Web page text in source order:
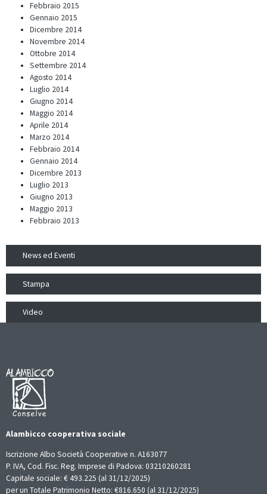
Febbraio 2015
Gennaio 2015
Dicembre 2014
Novembre 2014
Ottobre 2014
Settembre 2014
Agosto 2014
Luglio 2014
Giugno 2014
Maggio 2014
Aprile 2014
Marzo 2014
Febbraio 2014
Gennaio 2014
Dicembre 2013
Luglio 2013
Giugno 2013
Maggio 2013
Febbraio 2013
News ed Eventi
Stampa
Video
Alambicco cooperativa sociale
Iscrizione Albo Società Cooperative n. A163077
P. IVA, Cod. Fisc. Reg. Imprese di Padova: 03210260281
Capitale sociale: € 493.225 (al 31/12/2025)
per un Totale Patrimonio Netto: €816.650 (al 31/12/2025)